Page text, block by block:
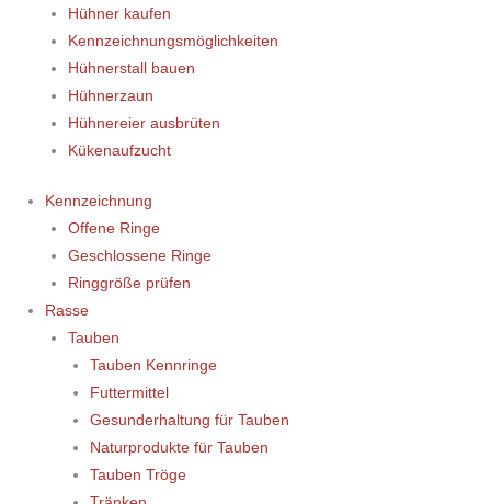
Hühner kaufen
Kennzeichnungsmöglichkeiten
Hühnerstall bauen
Hühnerzaun
Hühnereier ausbrüten
Kükenaufzucht
Kennzeichnung
Offene Ringe
Geschlossene Ringe
Ringgröße prüfen
Rasse
Tauben
Tauben Kennringe
Futtermittel
Gesunderhaltung für Tauben
Naturprodukte für Tauben
Tauben Tröge